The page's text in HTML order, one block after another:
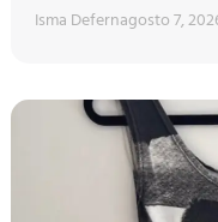
Isma Defernagosto 7,